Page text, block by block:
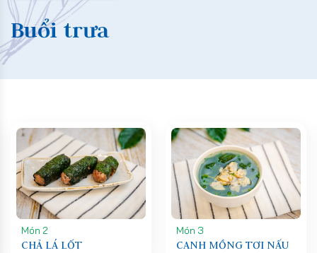
Buổi trưa
Món 2
CHẢ LÁ LỐT
Món 3
CANH MỒNG TƠI NẤU